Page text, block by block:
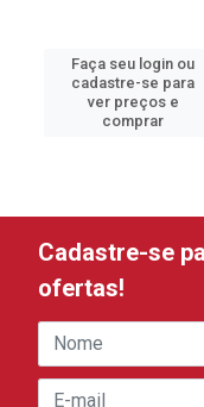
Faça seu login ou
cadastre-se para
ver preços e
comprar
Cadastre-se
ofertas!